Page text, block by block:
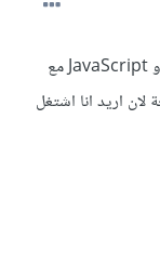
انا محتار بين تعليم php و دورة html و css و JavaScript مع
اريد انا اشتغل